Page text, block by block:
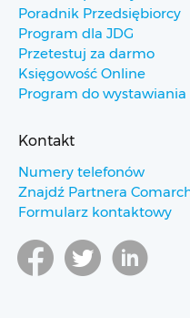
Poradnik Przedsiębiorcy
Program dla JDG
Przetestuj za darmo
Księgowość Online
Program do
Kontakt
Numery telefonów
Znajdź Partnera
Formularz kontaktowy